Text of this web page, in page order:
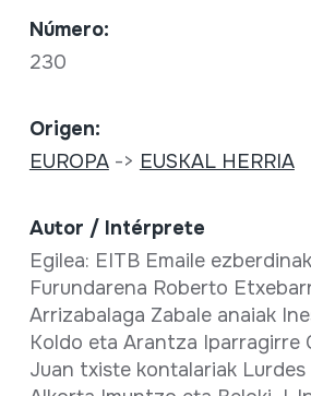
Número:
230
Origen:
EUROPA-> EUSKAL HERRIA
Autor / Intérprete
Egilea: EITB Emaile
Furundarena Roberto
Arrizabalaga Zabale anaiak
Koldo eta Arantza Iparragirre
Juan txiste kontalariak